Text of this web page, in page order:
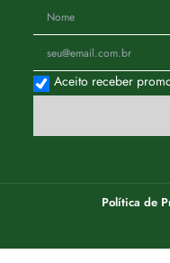
Aceito receber
Política de